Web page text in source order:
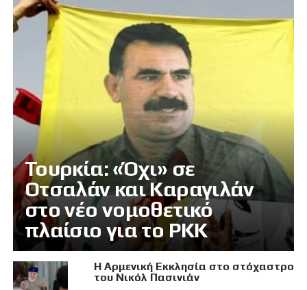
Τουρκία: «Όχι» σε
Οτσαλάν και Καραγιλάν
στο νέο νομοθετικό
πλαίσιο για το PKK
Η Αρμενική Εκκλησία στο στόχαστρο
του Νικόλ Πασινιάν